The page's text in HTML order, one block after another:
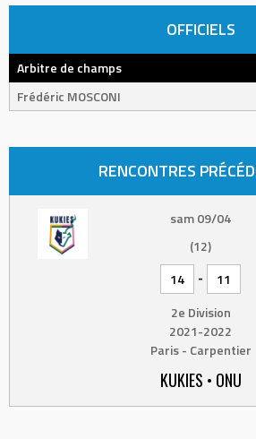
OFFICIELS
Arbitre de champs
Frédéric MOSCONI
RENCONTRES
sam 09/04
(12)
14
-
11
2e Division
2021-2022
Paris - Carpentier
KUKIES • ONU